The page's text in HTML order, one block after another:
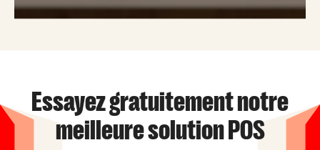
Essayez gratuitement notre
meilleure solution POS